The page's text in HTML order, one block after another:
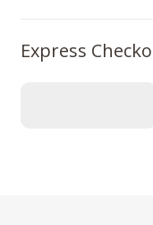
Express